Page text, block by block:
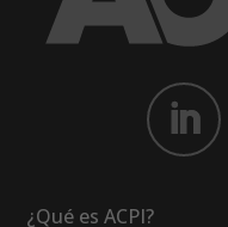
¿Qué es ACPI?